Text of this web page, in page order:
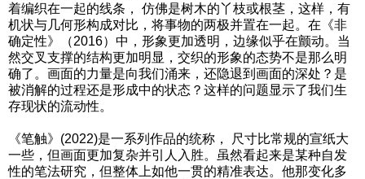
着编织在一起的线条， 仿佛是树木的丫枝或根茎，这样，有
机状与几何形构成对比，将事物的两极并置在一起。在《非
确定性》（2016）中，形象更加透明，边缘似乎在颤动。当
然交叉支撑的结构更加明显，交织的形象的态势不是那么明
确了。画面的力量是向我们涌来，还隐退到画面的深处？是
被消解的过程还是形成中的状态？这样的问题显示了我们生
存现状的流动性。
《笔触》(2022)是一系列作品的统称， 尺寸比常规的宣纸大
一些，但画面更加复杂并引人入胜。虽然看起来是某种自发
性的笔法研究，但整体上如他一贯的精准表达。他那变化多